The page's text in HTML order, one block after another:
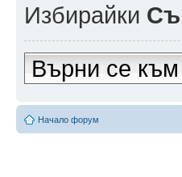
Избирайки
Върни се към
Начало форум